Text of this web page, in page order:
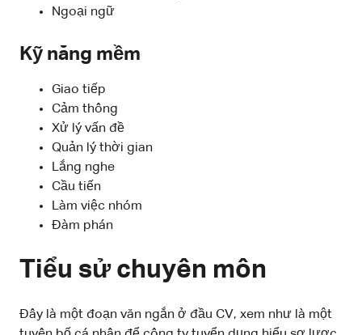
Ngoại ngữ
Kỹ năng mềm
Giao tiếp
Cảm thông
Xử lý vấn đề
Quản lý thời gian
Lắng nghe
Cầu tiến
Làm việc nhóm
Đàm phán
Tiểu sử chuyên môn
Đây là một đoạn văn ngắn ở đầu CV, xem như là một